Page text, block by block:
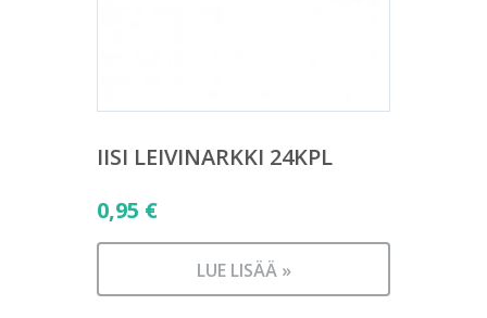
IISI LEIVINARKKI 24KPL
0,95 €
LUE LISÄÄ »